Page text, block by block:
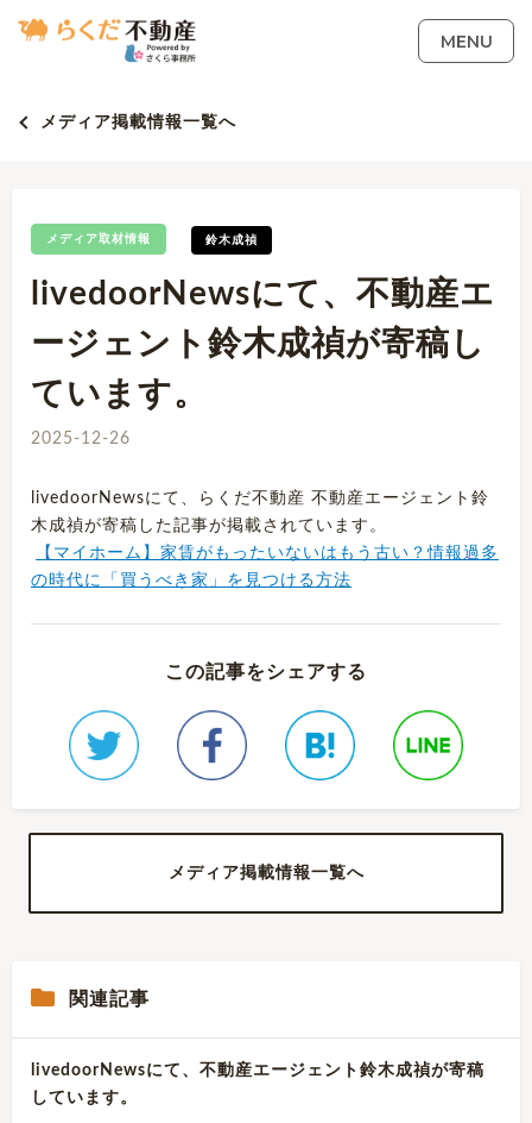
MENU
メディア掲載情報一覧へ
メディア取材情報 鈴木成禎
livedoorNewsにて、不動産エ
ージェント鈴木成禎が寄稿し
ています。
2025-12-26
livedoorNewsにて、らくだ不動産 不動産エージェント鈴
木成禎が寄稿した記事が掲載されています。
【マイホーム】家賃がもったいないはもう古い？情報過多
の時代に「買うべき家」を見つける方法
この記事をシェアする
メディア掲載情報一覧へ
関連記事
livedoorNewsにて、不動産エージェント鈴木成禎が寄稿
しています。